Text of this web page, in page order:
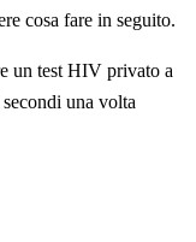
cosa fare in seguito.
un test HIV privato a
una volta